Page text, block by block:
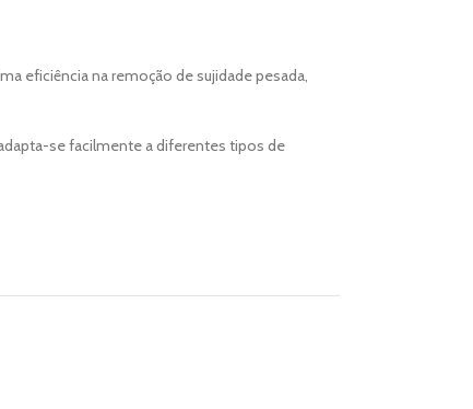
eficiência na remoção de sujidade pesada,
se facilmente a diferentes tipos de